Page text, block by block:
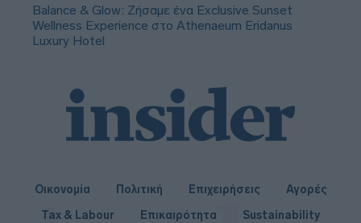
Balance & Glow: Ζήσαμε ένα Exclusive Sunset
Wellness Experience στο Athenaeum Eridanus
Luxury Hotel
Οικονομία Πολιτική Επιχειρήσεις
Αγορές
Tax & Labour
Επικαιρότητα Sustainability